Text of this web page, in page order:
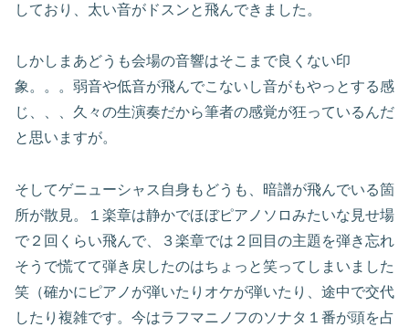
しており、太い音がドスンと飛んできました。
しかしまあどうも会場の音響はそこまで良くない印
象。。。弱音や低音が飛んでこないし音がもやっとする感
じ、、、久々の生演奏だから筆者の感覚が狂っているんだ
と思いますが。
そしてゲニューシャス自身もどうも、暗譜が飛んでいる箇
所が散見。１楽章は静かでほぼピアノソロみたいな見せ場
で２回くらい飛んで、３楽章では２回目の主題を弾き忘れ
そうで慌てて弾き戻したのはちょっと笑ってしまいました
笑（確かにピアノが弾いたりオケが弾いたり、途中で交代
したり複雑です。今はラフマニノフのソナタ１番が頭を占